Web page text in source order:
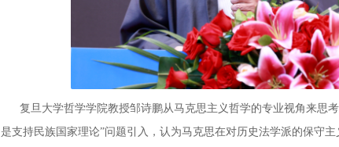
复旦大学哲学学院教授邹诗鹏从马克思主义哲学的专业视角来思
是支持民族国家理论”问题引入，认为马克思在对历史法学派的保守